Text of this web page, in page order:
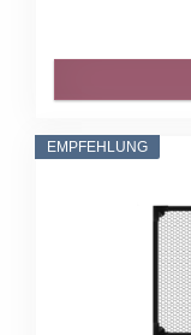
EMPFEHLUNG